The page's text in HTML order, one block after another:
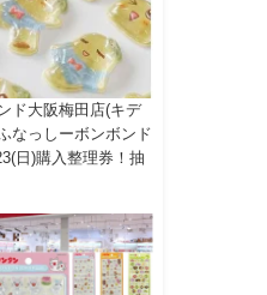
ド大阪梅田店(キデ
なっしーボンボンド
日)購入整理券！抽